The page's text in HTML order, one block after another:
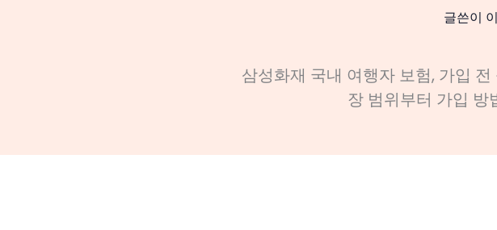
글쓴이
삼성화재 국내 여행자 보험, 가입
장 범위부터 가입 방